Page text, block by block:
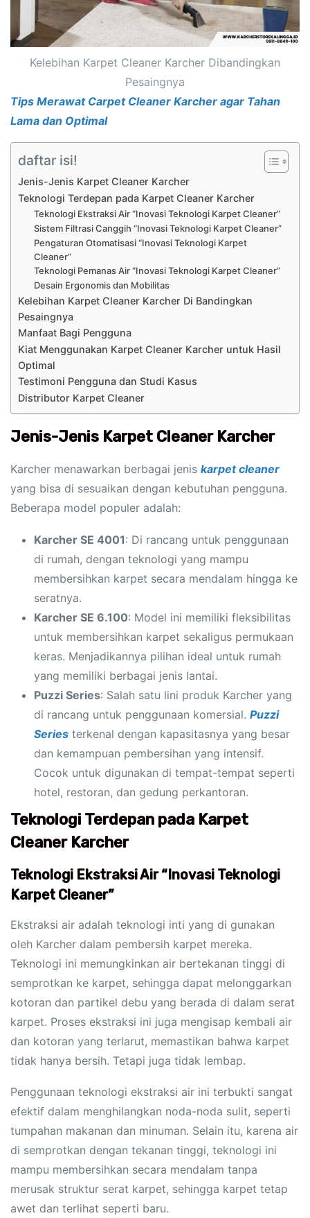
Kelebihan Karpet Cleaner Karcher Dibandingkan
Pesaingnya
Tips Merawat Carpet Cleaner Karcher agar Tahan
Lama dan Optimal
daftar isi!
Jenis-Jenis Karpet Cleaner Karcher
Teknologi Terdepan pada Karpet Cleaner Karcher
Teknologi Ekstraksi Air “Inovasi Teknologi Karpet Cleaner”
Sistem Filtrasi Canggih “Inovasi Teknologi Karpet Cleaner”
Pengaturan Otomatisasi “Inovasi Teknologi Karpet
Cleaner”
Teknologi Pemanas Air “Inovasi Teknologi Karpet Cleaner”
Desain Ergonomis dan Mobilitas
Kelebihan Karpet Cleaner Karcher Di Bandingkan
Pesaingnya
Manfaat Bagi Pengguna
Kiat Menggunakan Karpet Cleaner Karcher untuk Hasil
Optimal
Testimoni Pengguna dan Studi Kasus
Distributor Karpet Cleaner
Jenis-Jenis Karpet Cleaner Karcher
Karcher menawarkan berbagai jenis karpet cleaner
yang bisa di sesuaikan dengan kebutuhan pengguna.
Beberapa model populer adalah:
Karcher SE 4001: Di rancang untuk penggunaan
di rumah, dengan teknologi yang mampu
membersihkan karpet secara mendalam hingga ke
seratnya.
Karcher SE 6.100: Model ini memiliki fleksibilitas
untuk membersihkan karpet sekaligus permukaan
keras. Menjadikannya pilihan ideal untuk rumah
yang memiliki berbagai jenis lantai.
Puzzi Series: Salah satu lini produk Karcher yang
di rancang untuk penggunaan komersial.Puzzi
Series terkenal dengan kapasitasnya yang besar
dan kemampuan pembersihan yang intensif.
Cocok untuk digunakan di tempat-tempat seperti
hotel, restoran, dan gedung perkantoran.
Teknologi Terdepan pada Karpet
Cleaner Karcher
Teknologi Ekstraksi Air “Inovasi Teknologi
Karpet Cleaner”
Ekstraksi air adalah teknologi inti yang di gunakan
oleh Karcher dalam pembersih karpet mereka.
Teknologi ini memungkinkan air bertekanan tinggi di
semprotkan ke karpet, sehingga dapat melonggarkan
kotoran dan partikel debu yang berada di dalam serat
karpet. Proses ekstraksi ini juga mengisap kembali air
dan kotoran yang terlarut, memastikan bahwa karpet
tidak hanya bersih. Tetapi juga tidak lembap.
Penggunaan teknologi ekstraksi air ini terbukti sangat
efektif dalam menghilangkan noda-noda sulit, seperti
tumpahan makanan dan minuman. Selain itu, karena air
di semprotkan dengan tekanan tinggi, teknologi ini
mampu membersihkan secara mendalam tanpa
merusak struktur serat karpet, sehingga karpet tetap
awet dan terlihat seperti baru.